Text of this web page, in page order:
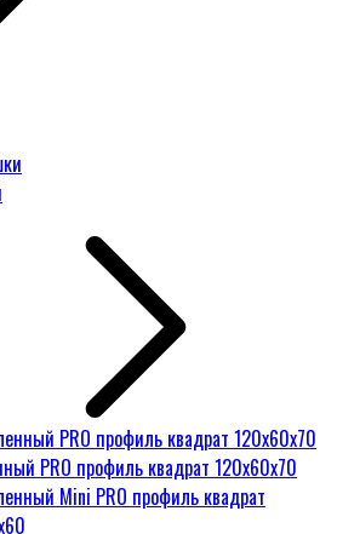
PRO профиль квадрат 120х60х70